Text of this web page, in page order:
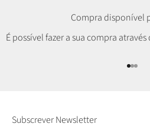
Compra disponível
É possível fazer a sua compra
IrIrIr
Subscrever Newsletter